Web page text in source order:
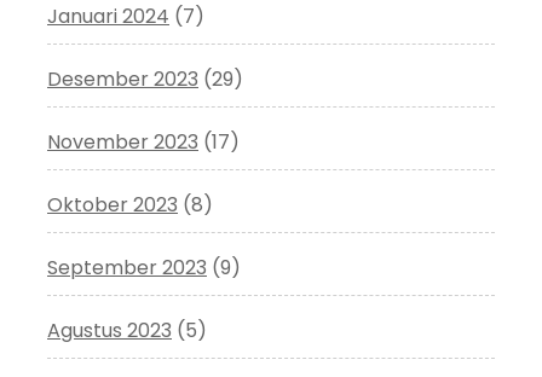
Januari 2024 (7)
Desember 2023 (29)
November 2023 (17)
Oktober 2023 (8)
September 2023 (9)
Agustus 2023 (5)